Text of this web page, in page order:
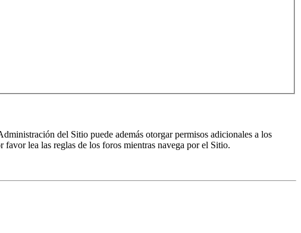
del Sitio puede además otorgar permisos adicionales a los
lea las reglas de los foros mientras navega por el Sitio.